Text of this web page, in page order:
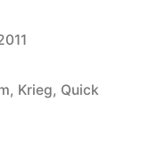
, Krieg, Quick